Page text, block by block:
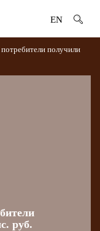
EN
получили
руб.